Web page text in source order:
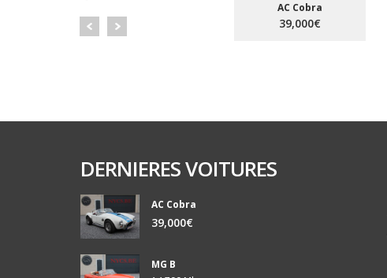
AC Cobra
39,000€
DERNIERES VOITURES
AC Cobra
39,000€
MG B